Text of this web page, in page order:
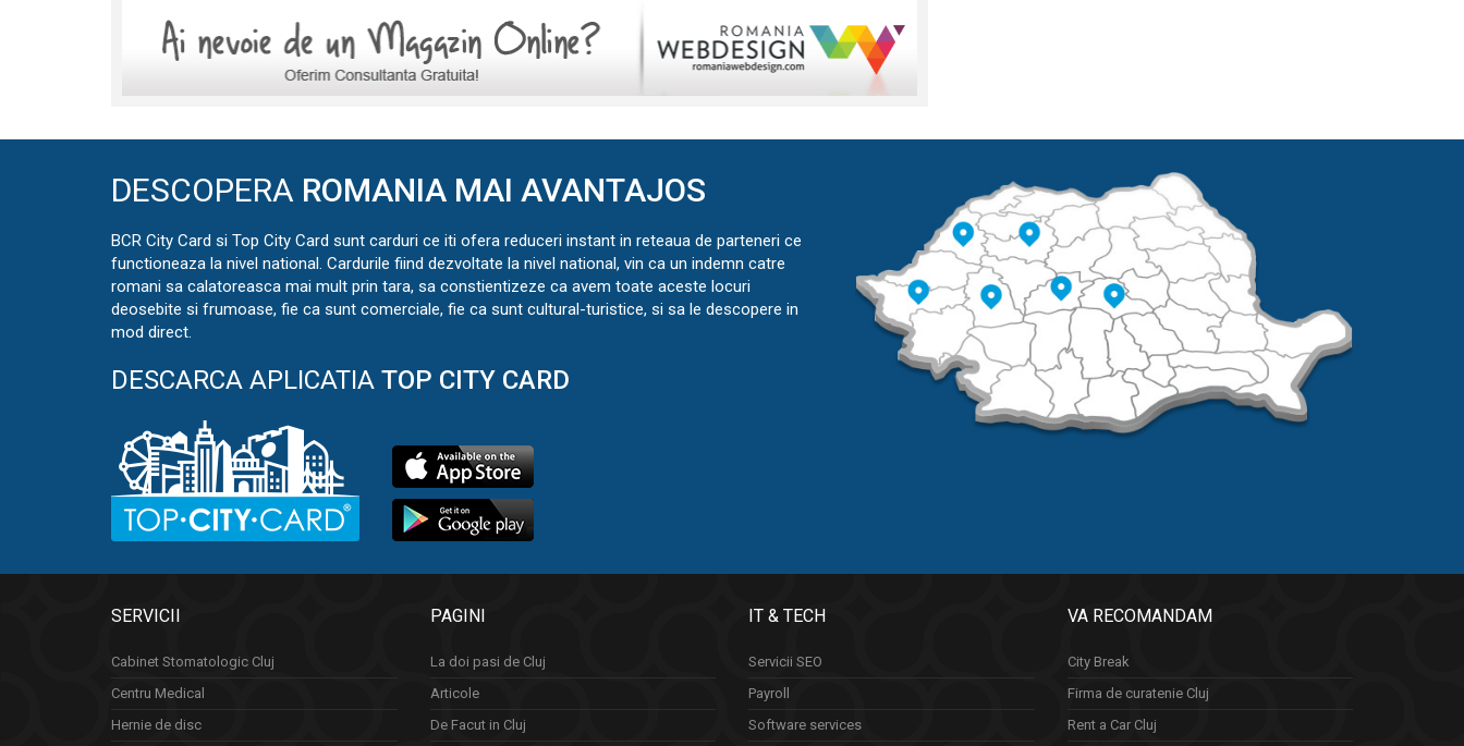
DESCOPERA ROMANIA MAI AVANTAJOS
BCR City Card si Top City Card sunt carduri ce iti ofera reduceri instant in reteaua de parteneri ce
functioneaza la nivel national. Cardurile fiind dezvoltate la nivel national, vin ca un indemn catre
romani sa calatoreasca mai mult prin tara, sa constientizeze ca avem toate aceste locuri
deosebite si frumoase, fie ca sunt comerciale, fie ca sunt cultural-turistice, si sa le descopere in
mod direct.
DESCARCA APLICATIA TOP CITY CARD
SERVICII
Cabinet Stomatologic Cluj
Centru Medical
Hernie de disc
PAGINI
La doi pasi de Cluj
Articole
De Facut in Cluj
IT & TECH
Servicii SEO
Payroll
Software services
VA RECOMANDAM
City Break
Firma de curatenie Cluj
Rent a Car Cluj